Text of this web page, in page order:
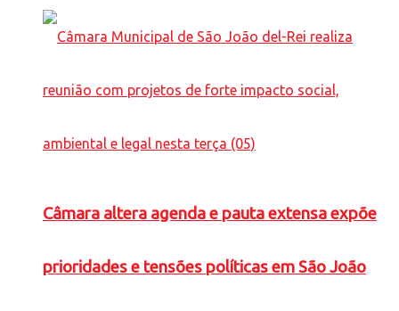
Câmara altera agenda e pauta extensa expõe
prioridades e tensões políticas em São João